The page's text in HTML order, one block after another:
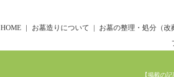
HOME お墓造りについて お墓の整理・処分（改
【掲載の